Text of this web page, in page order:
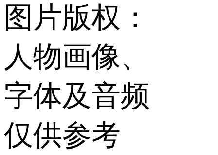
图片版权：
人物画像、
字体及音频
仅供参考